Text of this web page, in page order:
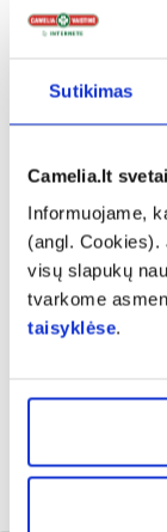
Sutikimas
Camelia.lt
Informuojame,
(angl.
visų slapukų
tvarkome
taisyklėse.
-40%
INGENCARE
TATOO, 10 vnt.
%